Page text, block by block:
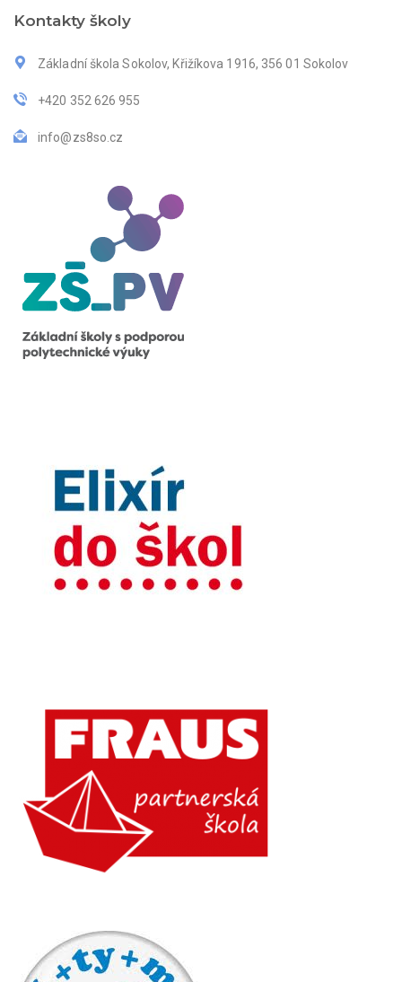
Kontakty školy
Základní škola Sokolov, Křižíkova 1916, 356 01 Sokolov
+420 352 626 955
info@zs8so.cz